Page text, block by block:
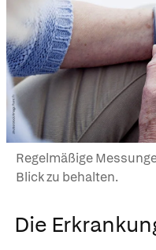
Regelmäßige
Blick zu behalten.
Die